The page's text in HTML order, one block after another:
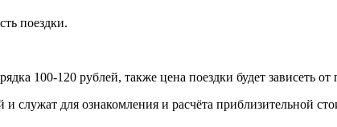
поездки.
100-120 рублей, также цена поездки будет зависеть
служат для ознакомления и расчёта приблизительной